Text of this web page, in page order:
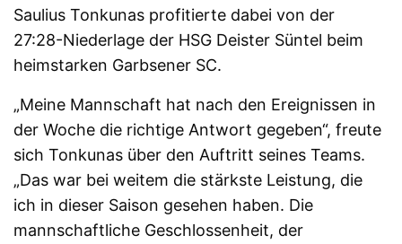
Saulius Tonkunas profitierte dabei von der
27:28-Niederlage der HSG Deister Süntel beim
heimstarken Garbsener SC.
„Meine Mannschaft hat nach den Ereignissen in
der Woche die richtige Antwort gegeben“, freute
sich Tonkunas über den Auftritt seines Teams.
„Das war bei weitem die stärkste Leistung, die
ich in dieser Saison gesehen haben. Die
mannschaftliche Geschlossenheit, der